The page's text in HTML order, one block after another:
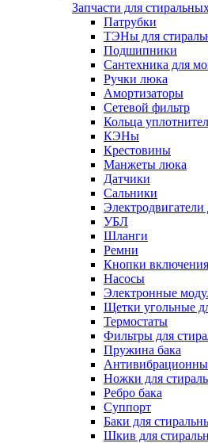
Запчасти для
Патрубки
ТЭНы для
Подшипники
Сантехника для
Ручки люка
Амортизаторы
Сетевой фильтр
Кольца
КЭНы
Крестовины
Манжеты люка
Датчики
Сальники
УБЛ
Шланги
Ремни
Кнопки включения
Насосы
Электронные
Щетки угольные
Термостаты
Фильтры для
Пружина бака
Ножки для
Ребро бака
Суппорт
Баки для
Шкив для